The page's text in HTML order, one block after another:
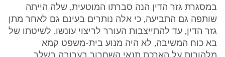
במסגרת גזר הדין הנה סברתו המוטעית, שלה הייתה
שותפה גם התביעה, כי אלה נותרים בעינם גם לאחר מתן
גזר הדין, עד להתייצבות העורר לריצוי עונשו. לשיטתו של
בא כוח המשיבה, לא היה מנוע בית-משפט קמא